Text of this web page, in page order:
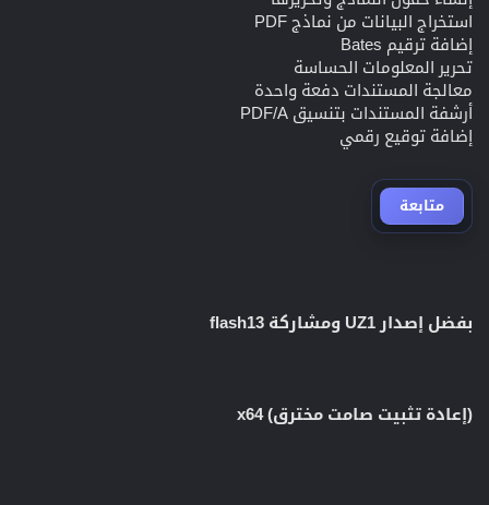
استخراج البيانات من نماذج PDF
إضافة ترقيم Bates
تحرير المعلومات الحساسة
معالجة المستندات دفعة واحدة
أرشفة المستندات بتنسيق PDF/A
إضافة توقيع رقمي
متابعة
بفضل إصدار UZ1 ومشاركة flash13
(إعادة تثبيت صامت مخترق) x64